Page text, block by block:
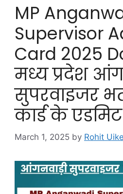
MP
Supervisor
Card 2025
मध्य प्रदेश
सुपरवाइजर
कार्ड के एडमिट
March 1, 2025 by Rohit